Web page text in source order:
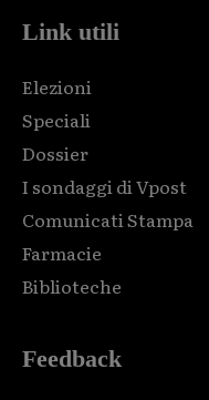
Link utili
Elezioni
Speciali
Dossier
I sondaggi di Vpost
Comunicati Stampa
Farmacie
Biblioteche
Feedback